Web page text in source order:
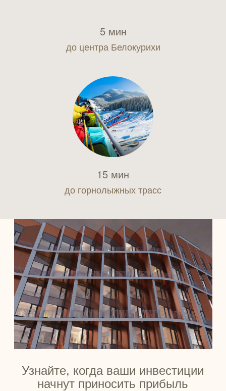
5 мин
до центра Белокурихи
15 мин
до горнолыжных трасс
Узнайте, когда ваши инвестиции
начнут приносить прибыль